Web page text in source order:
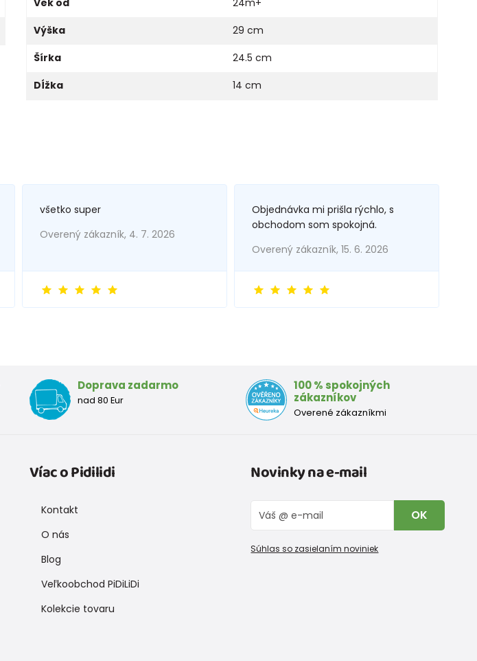
Výška
29 cm
Šírka
24.5 cm
Dĺžka
14 cm
všetko super
Overený zákazník, 4. 7. 2026
Objednávka mi prišla rýchlo, s
obchodom som spokojná.
Overený zákazník, 15. 6. 2026
Doprava zadarmo
nad 80 Eur
100 % spokojných
zákazníkov
Overené zákazníkmi
Víac o Pidilidi
Kontakt
O nás
Blog
Veľkoobchod PiDiLiDi
Kolekcie tovaru
Novinky na e-mail
OK
Súhlas so zasielaním noviniek